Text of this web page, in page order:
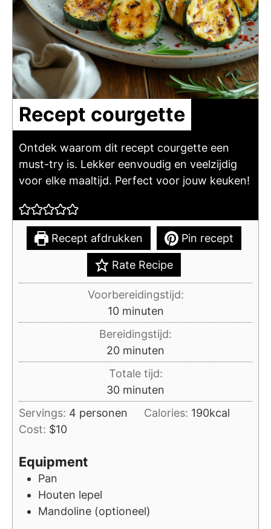
Recept courgette
Ontdek waarom dit recept courgette een
must-try is. Lekker eenvoudig en veelzijdig
voor elke maaltijd. Perfect voor jouw keuken!
Recept afdrukken Pin recept
Rate Recipe
Voorbereidingstijd:
10minuten
minuten
Bereidingstijd:
20minuten
minuten
Totale tijd:
30minuten
minuten
Servings: 4 personen Calories: 190kcal
Cost: $10
Equipment
Pan
Houten lepel
Mandoline (optioneel)